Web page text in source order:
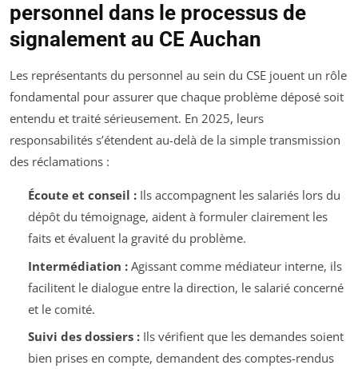
personnel dans le processus de
signalement au CE Auchan
Les représentants du personnel au sein du CSE jouent un rôle
fondamental pour assurer que chaque problème déposé soit
entendu et traité sérieusement. En 2025, leurs
responsabilités s’étendent au-delà de la simple transmission
des réclamations :
Écoute et conseil :Ils accompagnent les salariés lors du
dépôt du témoignage, aident à formuler clairement les
faits et évaluent la gravité du problème.
Intermédiation :Agissant comme médiateur interne, ils
facilitent le dialogue entre la direction, le salarié concerné
et le comité.
Suivi des dossiers :Ils vérifient que les demandes soient
bien prises en compte, demandent des comptes-rendus